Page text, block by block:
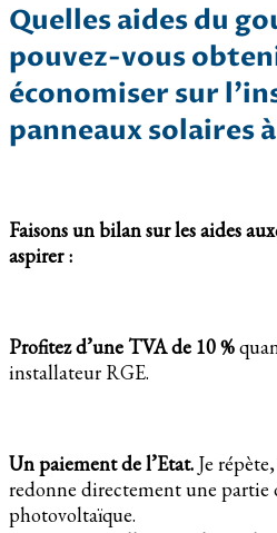
Quelles aides du
pouvez-vous
économiser sur
panneaux solaires
Faisons un bilan sur les aides
aspirer :
Profitez d’une TVA de 10 %
installateur RGE.
Un paiement de l’Etat. Je
redonne directement une partie
photovoltaïque.